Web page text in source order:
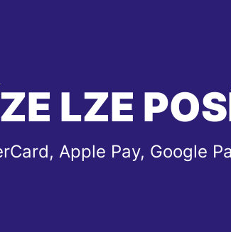
LZE
Apple Pay, Google